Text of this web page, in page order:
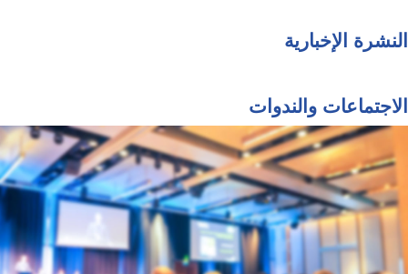
النشرة الإخبارية
الاجتماعات والندوات